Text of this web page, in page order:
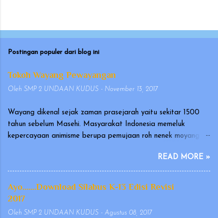
Postingan populer dari blog ini
Tokoh Wayang Pewayangan
Oleh SMP 2 UNDAAN KUDUS - November 13, 2017
Wayang dikenal sejak zaman prasejarah yaitu sekitar 1500
tahun sebelum Masehi. Masyarakat Indonesia memeluk
kepercayaan animisme berupa pemujaan roh nenek moyang
bentuk arca atau gambar. Wayang merupakan seni tradisional
Indonesia yang terutama berkembang di Pulau Jawa dan Bali.
Pertunjukan wayang telah diakui oleh UNESCO pada
tanggal 7 November 2003, sebagai karya kebudayaan yang
READ MORE »
Ayo.......Download Silabus K-13 Edisi Revisi
2017
Oleh SMP 2 UNDAAN KUDUS - Agustus 08, 2017